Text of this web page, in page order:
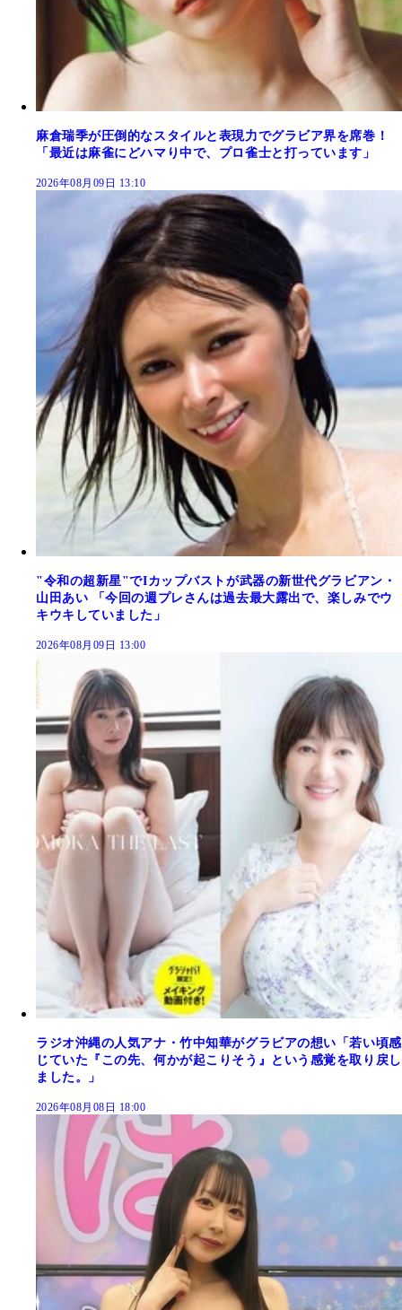
麻倉瑞季が圧倒的なスタイルと表現力でグラビア界を席巻！
「最近は麻雀にどハマり中で、プロ雀士と打っています」
2026年08月09日 13:10
"令和の超新星"でIカップバストが武器の新世代グラビアン・
山田あい 「今回の週プレさんは過去最大露出で、楽しみでウ
キウキしていました」
2026年08月09日 13:00
ラジオ沖縄の人気アナ・竹中知華がグラビアの想い「若い頃感
じていた『この先、何かが起こりそう』という感覚を取り戻し
ました。」
2026年08月08日 18:00